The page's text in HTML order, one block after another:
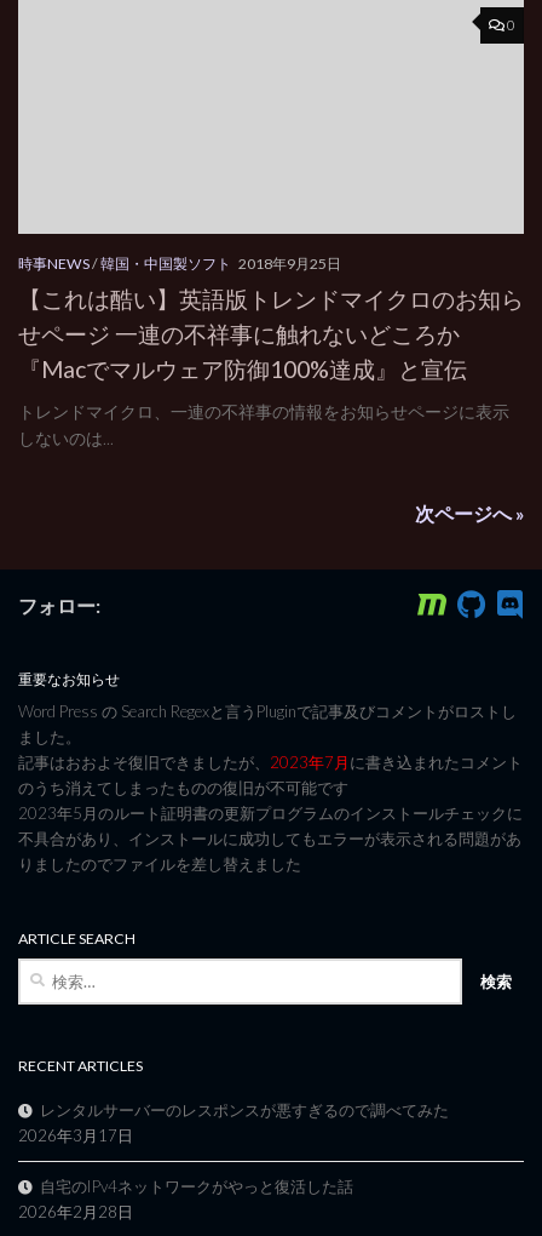
0
時事NEWS/韓国・中国製ソフト 2018年9月25日
【これは酷い】英語版トレンドマイクロのお知ら
せページ 一連の不祥事に触れないどころか
『Macでマルウェア防御100%達成』と宣伝
トレンドマイクロ、一連の不祥事の情報をお知らせページに表示
しないのは...
次ページへ »
フォロー:
重要なお知らせ
Word Press の Search Regexと言うPluginで記事及びコメントがロストし
ました。
記事はおおよそ復旧できましたが、 2023年7月に書き込まれたコメント
のうち消えてしまったものの復旧が不可能です
2023年5月のルート証明書の更新プログラムのインストールチェックに
不具合があり、インストールに成功してもエラーが表示される問題があ
りましたのでファイルを差し替えました
ARTICLE SEARCH
RECENT ARTICLES
レンタルサーバーのレスポンスが悪すぎるので調べてみた
2026年3月17日
自宅のIPv4ネットワークがやっと復活した話
2026年2月28日